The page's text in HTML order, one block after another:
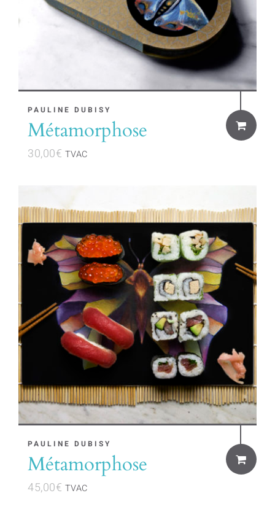
PAULINE DUBISY
Métamorphose
30,00€ TVAC
PAULINE DUBISY
Métamorphose
45,00€ TVAC